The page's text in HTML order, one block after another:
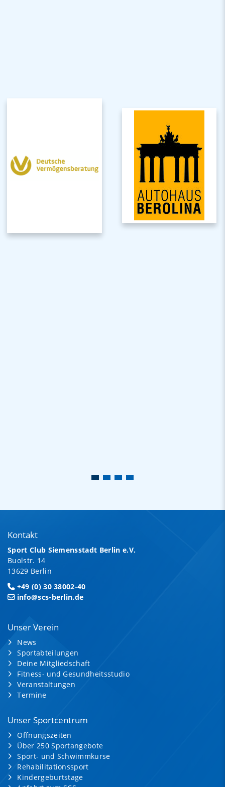
Kontakt
Sport Club Siemensstadt Berlin e.V.
Buolstr. 14
13629 Berlin
+49 (0) 30 38002-40
info@scs-berlin.de
Unser Verein
News
Sportabteilungen
Deine Mitgliedschaft
Fitness- und Gesundheitsstudio
Veranstaltungen
Termine
Unser Sportcentrum
Öffnungszeiten
Über 250 Sportangebote
Sport- und Schwimmkurse
Rehabilitationssport
Kindergeburtstage